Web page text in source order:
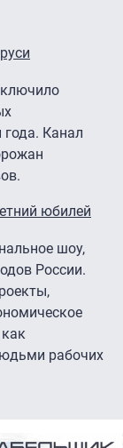
года. Канал
юбилей
шоу,
России.
рабочих